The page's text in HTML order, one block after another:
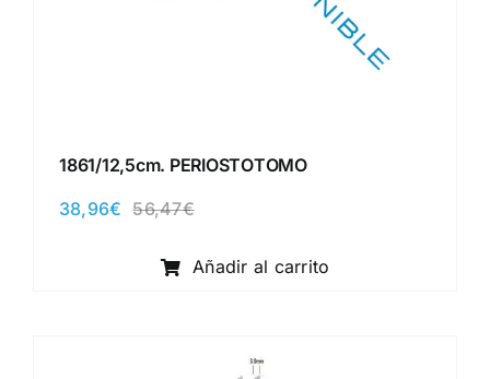
1861/12,5cm. PERIOSTOTOMO
56,47€El
original
era:
38,96€
El
actual
es:
Añadir al carrito